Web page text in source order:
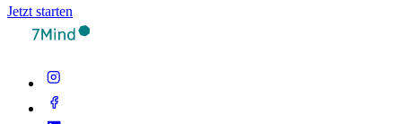
Jetzt starten